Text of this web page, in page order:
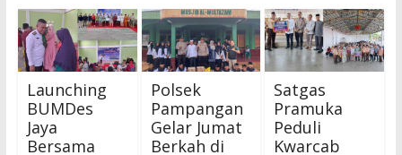
Launching
BUMDes
Jaya
Bersama
Polsek
Pampangan
Gelar Jumat
Berkah di
Satgas
Pramuka
Peduli
Kwarcab